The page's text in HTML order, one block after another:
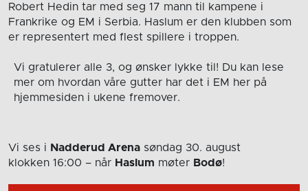
Robert Hedin tar med seg 17 mann til kampene i
Frankrike og EM i Serbia. Haslum er den klubben som
er representert med flest spillere i troppen.
Vi gratulerer alle 3, og ønsker lykke til! Du kan lese
mer om hvordan våre gutter har det i EM her på
hjemmesiden i ukene fremover.
Vi ses i Nadderud Arena søndag 30. august
klokken 16:00 – når Haslum møter Bodø!